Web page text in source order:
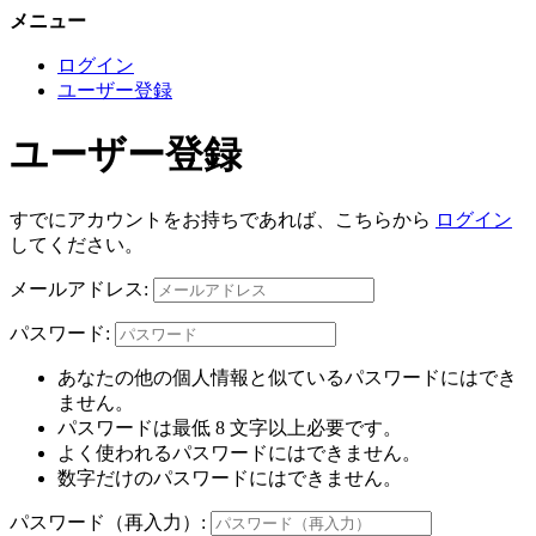
メニュー
ログイン
ユーザー登録
ユーザー登録
すでにアカウントをお持ちであれば、こちらから ログイン
してください。
メールアドレス:
パスワード:
あなたの他の個人情報と似ているパスワードにはでき
ません。
パスワードは最低 8 文字以上必要です。
よく使われるパスワードにはできません。
数字だけのパスワードにはできません。
パスワード（再入力）: